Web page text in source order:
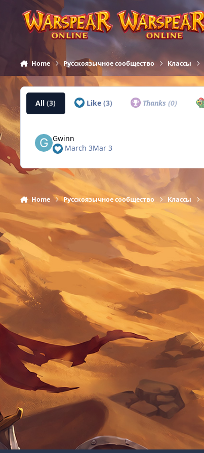
Skip to content
Home Русскоязычное сообщество Классы
All(3) Like (3) Thanks(0)
Gwinn
March 3Mar 3
Home Русскоязычное сообщество Классы